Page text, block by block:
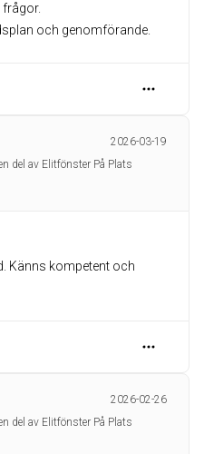
och genomförande.
2026-03-19
del av Elitfönster På Plats
Känns kompetent och
2026-02-26
del av Elitfönster På Plats